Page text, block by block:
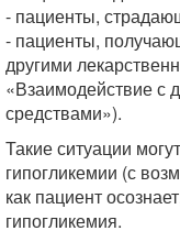
- пациенты,
- пациенты,
другими
«Взаимодействие с
средствами»).
Такие ситуации
гипогликемии (с
как пациент
гипогликемия.